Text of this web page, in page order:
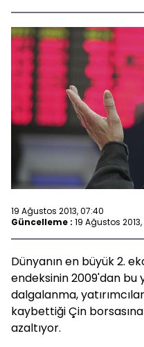
19 Ağustos 2013, 07:40
Güncelleme : 19 Ağustos 2013,
Dünyanın en büyük 2.
endeksinin 2009'dan bu
dalgalanma,
kaybettiği Çin
azaltıyor.